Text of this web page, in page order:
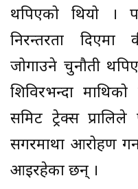
थपिएको थियो ।
निरन्तरता दिएमा
जोगाउने चुनौती
शिविरभन्दा
समिट ट्रेक्स
सगरमाथा आरोहण
आइरहेका छन् ।